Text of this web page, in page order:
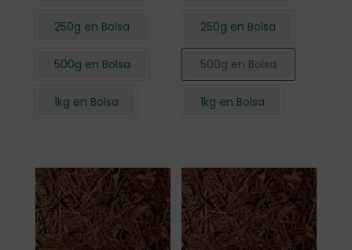
250g en Bolsa
500g en Bolsa
1kg en Bolsa
250g en Bolsa
500g en Bolsa
1kg en Bolsa